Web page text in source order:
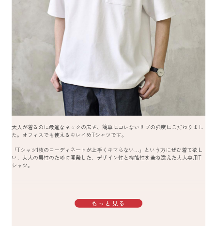
大人が着るのに最適なネックの広さ、簡単にヨレないリブの強度にこだわりまし
た。オフィスでも使えるキレイめTシャツです。
「Tシャツ1枚のコーディネートが上手くキマらない…」という方にぜひ着て欲し
い、大人の男性のために開発した、デザイン性と機能性を兼ね添えた大人専用T
シャツ。
もっと見る